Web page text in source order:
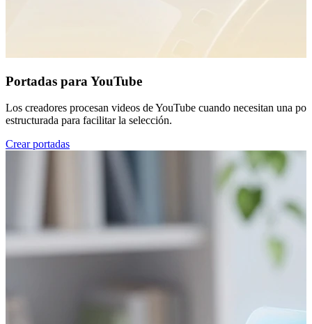
Portadas para YouTube
Los creadores procesan videos de YouTube cuando necesitan una
estructurada para facilitar la selección.
Crear portadas